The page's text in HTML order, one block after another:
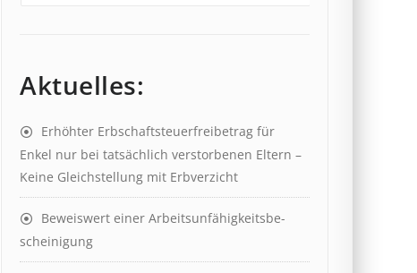
Aktuelles:
Erhöhter Erb­schaft­steuer­frei­be­trag für
Enkel nur bei tat­säch­lich ver­storb­en­en Eltern –
Keine Gleich­stell­ung mit Erb­verzicht
Beweis­wert einer Arbeits­un­fähig­keits­be­
scheinig­ung